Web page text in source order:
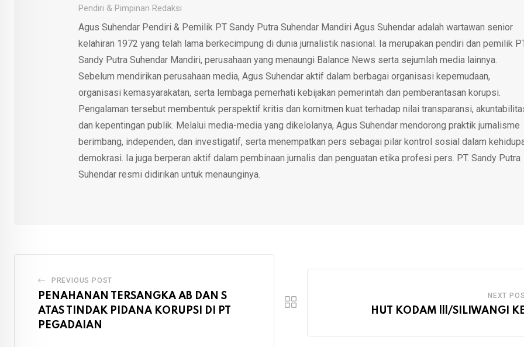
Pendiri & Pimpinan Redaksi
Agus Suhendar Pendiri & Pemilik PT Sandy Putra Suhendar Mandiri Agus Suhendar adalah wartawan senior
kelahiran 1972 yang telah lama berkecimpung di dunia jurnalistik nasional. Ia merupakan pendiri dan pemilik
Sandy Putra Suhendar Mandiri, perusahaan yang menaungi Balance News serta sejumlah media lainnya.
Sebelum mendirikan perusahaan media, Agus Suhendar aktif dalam berbagai organisasi kepemudaan,
organisasi kemasyarakatan, serta lembaga pemerhati kebijakan pemerintah dan pemberantasan korupsi.
Pengalaman tersebut membentuk perspektif kritis dan komitmen kuat terhadap nilai transparansi,
dan kepentingan publik. Melalui media-media yang dikelolanya, Agus Suhendar mendorong praktik jurnalisme
berimbang, independen, dan investigatif, serta menempatkan pers sebagai pilar kontrol sosial dalam
demokrasi. Ia juga berperan aktif dalam pembinaan jurnalis dan penguatan etika profesi pers. PT. Sandy Putra
Suhendar resmi didirikan untuk menaunginya.
PREVIOUS POST
PENAHANAN TERSANGKA AB DAN S
ATAS TINDAK PIDANA KORUPSI DI PT
PEGADAIAN
NEXT
HUT KODAM lll/SILIWANGI